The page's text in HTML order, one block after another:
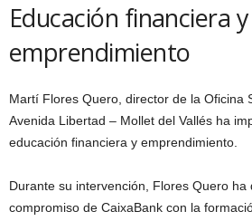
Educación financiera y
emprendimiento
Martí Flores Quero, director de la Oficina
Avenida Libertad – Mollet del Vallés ha
educación financiera y emprendimiento.
Durante su intervención, Flores Quero ha
compromiso de CaixaBank con la